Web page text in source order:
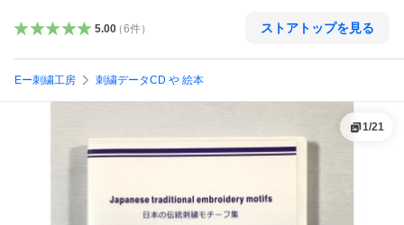
5.00（6件） ストアトップを見る
Eー刺繍工房 刺繍データCD や 絵本
1/21